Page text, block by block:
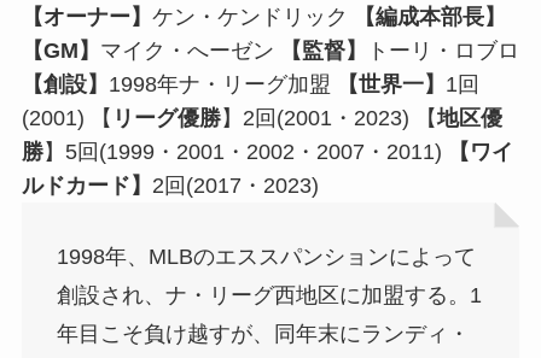
【オーナー】 ケン・ケンドリック
【編成本部長】
【GM】 マイク・へーゼン 【監督】
トーリ・ロブロ
【創設】 1998年ナ・リーグ加盟 【世界一】 1回
(2001) 【 リーグ優勝】2回(2001・2023) 【地区優
勝】5回(1999・2001・2002・2007・2011)
【ワイ
ルドカード】 2回(2017・2023)
1998年、MLBのエススパンションによって
創設され、ナ・リーグ西地区に加盟する。1
年目こそ負け越すが、同年末にランディ・